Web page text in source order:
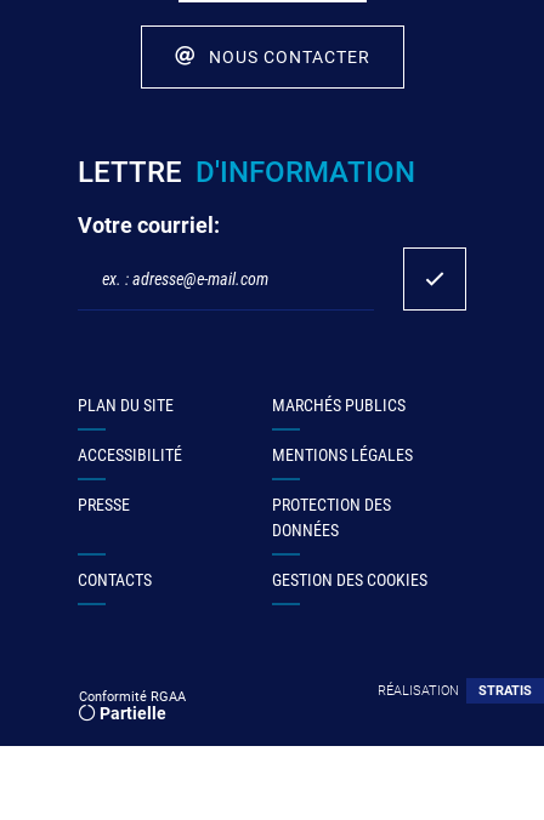
NOUS CONTACTER
LETTRE D'INFORMATION
Votre courriel:
PLAN DU SITE MARCHÉS PUBLICS
ACCESSIBILITÉ MENTIONS LÉGALES
PRESSE
PROTECTION DES
DONNÉES
CONTACTS GESTION DES COOKIES
Conformité RGAA
Partielle
RÉALISATION STRATIS